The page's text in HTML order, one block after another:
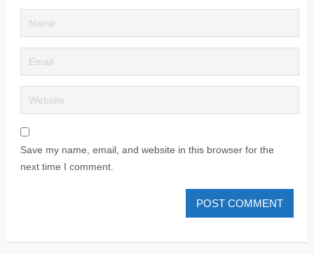
Save my name, email, and website in this browser for the
next time I comment.